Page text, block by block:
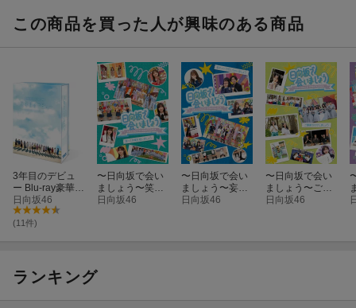
CKESTRA〜」i
n 横浜スタジア
〜Welcome to H
INATAZAKA RO
ム (完全生産限
定盤DVD)(A5サ
イズクリアファ
イル(楽天ブック
ス絵柄))
CKESTRA〜」i
n 横浜スタジア
〜Welcome to H
INATAZAKA RO
ム (完全生産限
定盤Blu-ray)【Bl
u-ray】(A5サイ
ズクリアファイ
ル(楽天ブックス
絵柄))
この商品を買った人が興味のある商品
3年目のデビュ
ー Blu-ray豪華版
【Blu-ray】
日向坂46
(11件)
〜日向坂で会い
ましょう〜笑っ
て卒業を祝いま
日向坂46
〜日向坂で会い
ましょう〜妄キ
ュンで恋しちゃ
日向坂46
〜日向坂で会い
ましょう〜ご褒
美でロケしまし
日向坂46
ランキング